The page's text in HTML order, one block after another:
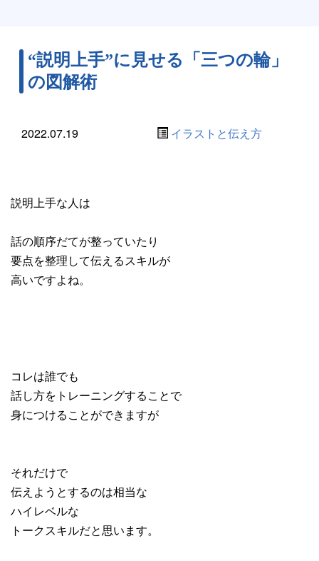
“説明上手”に見せる「三つの輪」
の図解術
2022.07.19 イラストと伝え方
説明上手な人は
話の順序だてが整っていたり
要点を整理して伝えるスキルが
高いですよね。
コレは誰でも
話し方をトレーニングすることで
身につけることができますが
それだけで
伝えようとするのは相当な
ハイレベルな
トークスキルだと思います。